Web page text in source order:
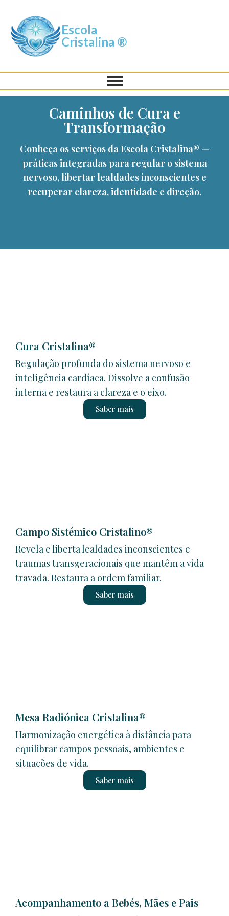
Escola
Cristalina ®
Caminhos de Cura e
Transformação
Conheça os serviços da Escola Cristalina® —
práticas integradas para regular o sistema
nervoso, libertar lealdades inconscientes e
recuperar clareza, identidade e direção.
Cura Cristalina®
Regulação profunda do sistema nervoso e
inteligência cardíaca. Dissolve a confusão
interna e restaura a clareza e o eixo.
Saber mais
Campo Sistémico Cristalino®
Revela e liberta lealdades inconscientes e
traumas transgeracionais que mantêm a vida
travada. Restaura a ordem familiar.
Saber mais
Mesa Radiónica Cristalina®
Harmonização energética à distância para
equilibrar campos pessoais, ambientes e
situações de vida.
Saber mais
Acompanhamento a Bebés, Mães e Pais